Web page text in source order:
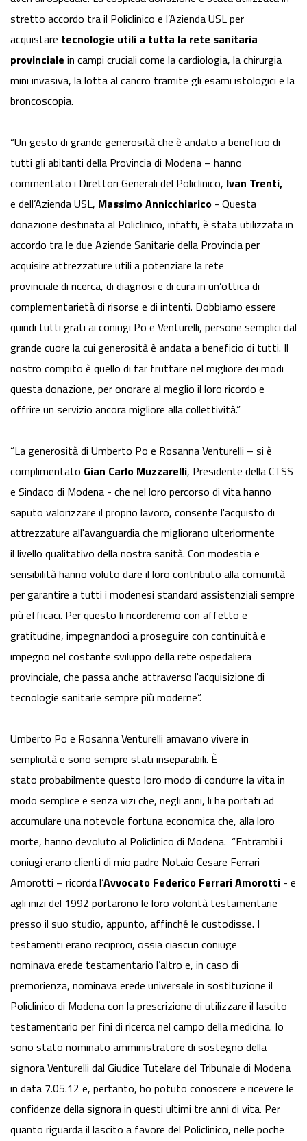
stretto accordo tra il Policlinico e l’Azienda USL per
acquistare tecnologie utili a tutta la rete sanitaria
provinciale in campi cruciali come la cardiologia, la chirurgia
mini invasiva, la lotta al cancro tramite gli esami istologici e la
broncoscopia.
“Un gesto di grande generosità che è andato a beneficio di
tutti gli abitanti della Provincia di Modena – hanno
commentato i Direttori Generali del Policlinico, Ivan Trenti,
e dell’Azienda USL, Massimo Annicchiarico - Questa
donazione destinata al Policlinico, infatti, è stata utilizzata in
accordo tra le due Aziende Sanitarie della Provincia per
acquisire attrezzature utili a potenziare la rete
provinciale di ricerca, di diagnosi e di cura in un’ottica di
complementarietà di risorse e di intenti. Dobbiamo essere
quindi tutti grati ai coniugi Po e Venturelli, persone semplici dal
grande cuore la cui generosità è andata a beneficio di tutti. Il
nostro compito è quello di far fruttare nel migliore dei modi
questa donazione, per onorare al meglio il loro ricordo e
offrire un servizio ancora migliore alla collettività.”
“La generosità di Umberto Po e Rosanna Venturelli – si è
complimentato Gian Carlo Muzzarelli, Presidente della CTSS
e Sindaco di Modena - che nel loro percorso di vita hanno
saputo valorizzare il proprio lavoro, consente l'acquisto di
attrezzature all'avanguardia che migliorano ulteriormente
il livello qualitativo della nostra sanità. Con modestia e
sensibilità hanno voluto dare il loro contributo alla comunità
per garantire a tutti i modenesi standard assistenziali sempre
più efficaci. Per questo li ricorderemo con affetto e
gratitudine, impegnandoci a proseguire con continuità e
impegno nel costante sviluppo della rete ospedaliera
provinciale, che passa anche attraverso l'acquisizione di
tecnologie sanitarie sempre più moderne”.
Umberto Po e Rosanna Venturelli amavano vivere in
semplicità e sono sempre stati inseparabili. È
stato probabilmente questo loro modo di condurre la vita in
modo semplice e senza vizi che, negli anni, li ha portati ad
accumulare una notevole fortuna economica che, alla loro
morte, hanno devoluto al Policlinico di Modena. “Entrambi i
coniugi erano clienti di mio padre Notaio Cesare Ferrari
Amorotti – ricorda l’Avvocato Federico Ferrari Amorotti - e
agli inizi del 1992 portarono le loro volontà testamentarie
presso il suo studio, appunto, affinché le custodisse. I
testamenti erano reciproci, ossia ciascun coniuge
nominava erede testamentario l’altro e, in caso di
premorienza, nominava erede universale in sostituzione il
Policlinico di Modena con la prescrizione di utilizzare il lascito
testamentario per fini di ricerca nel campo della medicina. Io
sono stato nominato amministratore di sostegno della
signora Venturelli dal Giudice Tutelare del Tribunale di Modena
in data 7.05.12 e, pertanto, ho potuto conoscere e ricevere le
confidenze della signora in questi ultimi tre anni di vita. Per
quanto riguarda il lascito a favore del Policlinico, nelle poche